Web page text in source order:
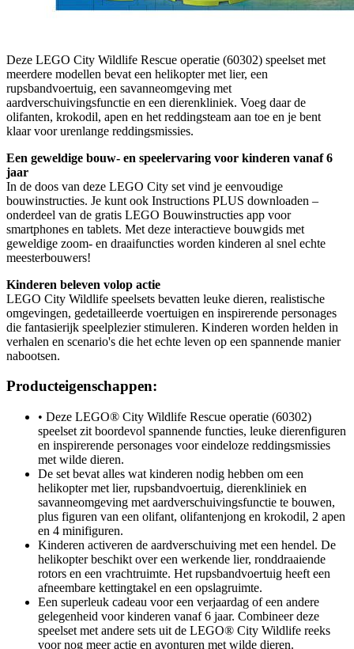
Deze LEGO City Wildlife Rescue operatie (60302) speelset met
meerdere modellen bevat een helikopter met lier, een
rupsbandvoertuig, een savanneomgeving met
aardverschuivingsfunctie en een dierenkliniek. Voeg daar de
olifanten, krokodil, apen en het reddingsteam aan toe en je bent
klaar voor urenlange reddingsmissies.
Een geweldige bouw- en speelervaring voor kinderen vanaf 6
jaar
In de doos van deze LEGO City set vind je eenvoudige
bouwinstructies. Je kunt ook Instructions PLUS downloaden –
onderdeel van de gratis LEGO Bouwinstructies app voor
smartphones en tablets. Met deze interactieve bouwgids met
geweldige zoom- en draaifuncties worden kinderen al snel echte
meesterbouwers!
Kinderen beleven volop actie
LEGO City Wildlife speelsets bevatten leuke dieren, realistische
omgevingen, gedetailleerde voertuigen en inspirerende personages
die fantasierijk speelplezier stimuleren. Kinderen worden helden in
verhalen en scenario's die het echte leven op een spannende manier
nabootsen.
Producteigenschappen:
• Deze LEGO® City Wildlife Rescue operatie (60302)
speelset zit boordevol spannende functies, leuke dierenfiguren
en inspirerende personages voor eindeloze reddingsmissies
met wilde dieren.
De set bevat alles wat kinderen nodig hebben om een
helikopter met lier, rupsbandvoertuig, dierenkliniek en
savanneomgeving met aardverschuivingsfunctie te bouwen,
plus figuren van een olifant, olifantenjong en krokodil, 2 apen
en 4 minifiguren.
Kinderen activeren de aardverschuiving met een hendel. De
helikopter beschikt over een werkende lier, ronddraaiende
rotors en een vrachtruimte. Het rupsbandvoertuig heeft een
afneembare kettingtakel en een opslagruimte.
Een superleuk cadeau voor een verjaardag of een andere
gelegenheid voor kinderen vanaf 6 jaar. Combineer deze
speelset met andere sets uit de LEGO® City Wildlife reeks
voor nog meer actie en avonturen met wilde dieren.